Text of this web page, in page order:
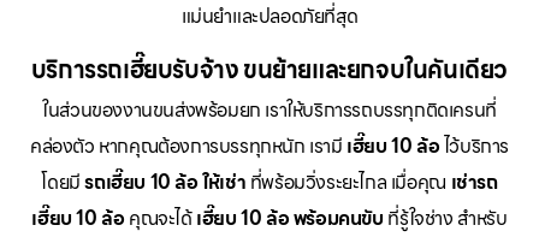
แม่นยำและปลอดภัยที่สุด
บริการรถเฮี๊ยบรับจ้าง ขนย้ายและยกจบในคันเดียว
ในส่วนของงานขนส่งพร้อมยก เราให้บริการรถบรรทุกติดเครนที่
คล่องตัว หากคุณต้องการบรรทุกหนัก เรามี เฮี๊ยบ 10 ล้อไว้บริการ
โดยมีรถเฮี๊ยบ 10 ล้อ ให้เช่า ที่พร้อมวิ่งระยะไกล เมื่อคุณ เช่ารถ
เฮี๊ยบ 10 ล้อคุณจะได้เฮี๊ยบ 10 ล้อ พร้อมคนขับ ที่รู้ใจช่าง สำหรับ